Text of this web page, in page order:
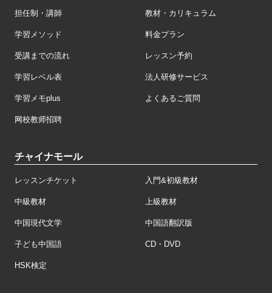
担任制・講師 教材・カリキュラム
学習メソッド 料金プラン
受講までの流れ レッスン予約
学習レベル表 法人研修サービス
学習メモplus よくあるご質問
网校教师招聘
チャイナモール
レッスンチケット 入門&初級教材
中級教材 上級教材
中国現代文学 中国語翻訳版
子ども中国語 CD・DVD
HSK検定